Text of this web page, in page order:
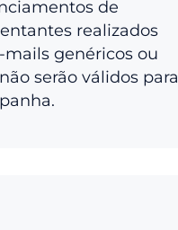
de
realizados
mails genéricos ou
serão válidos para